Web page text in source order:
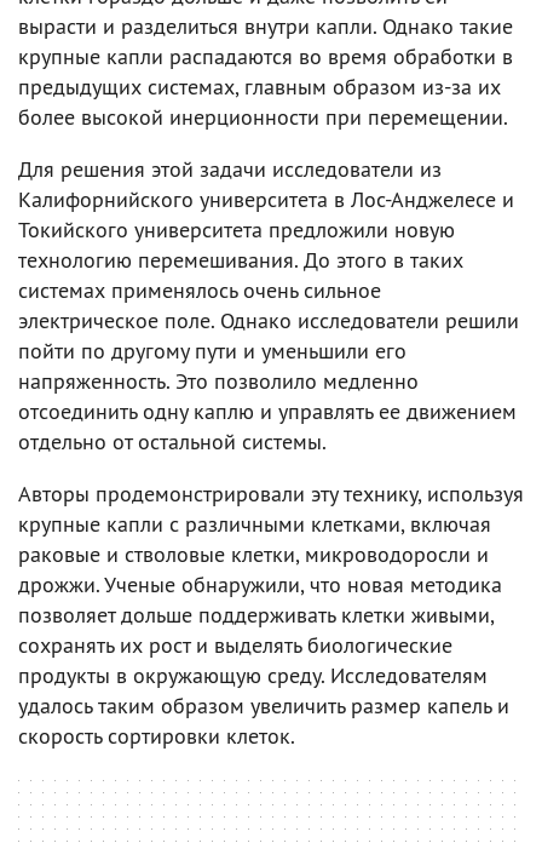
вырасти и разделиться внутри капли. Однако такие
крупные капли распадаются во время обработки в
предыдущих системах, главным образом из-за их
более высокой инерционности при перемещении.
Для решения этой задачи исследователи из
Калифорнийского университета в Лос-Анджелесе и
Токийского университета предложили новую
технологию перемешивания. До этого в таких
системах применялось очень сильное
электрическое поле. Однако исследователи решили
пойти по другому пути и уменьшили его
напряженность. Это позволило медленно
отсоединить одну каплю и управлять ее движением
отдельно от остальной системы.
Авторы продемонстрировали эту технику, используя
крупные капли с различными клетками, включая
раковые и стволовые клетки, микроводоросли и
дрожжи. Ученые обнаружили, что новая методика
позволяет дольше поддерживать клетки живыми,
сохранять их рост и выделять биологические
продукты в окружающую среду. Исследователям
удалось таким образом увеличить размер капель и
скорость сортировки клеток.